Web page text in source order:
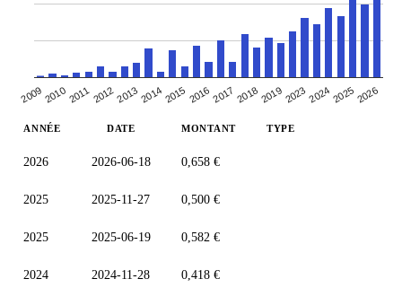
2009201020112012201320142015 20162017 201820192023202420252026
ANNÉE DATE MONTANT TYPE
2026 2026-06-18 0,658 €
2025 2025-11-27 0,500 €
2025 2025-06-19 0,582 €
2024 2024-11-28 0,418 €